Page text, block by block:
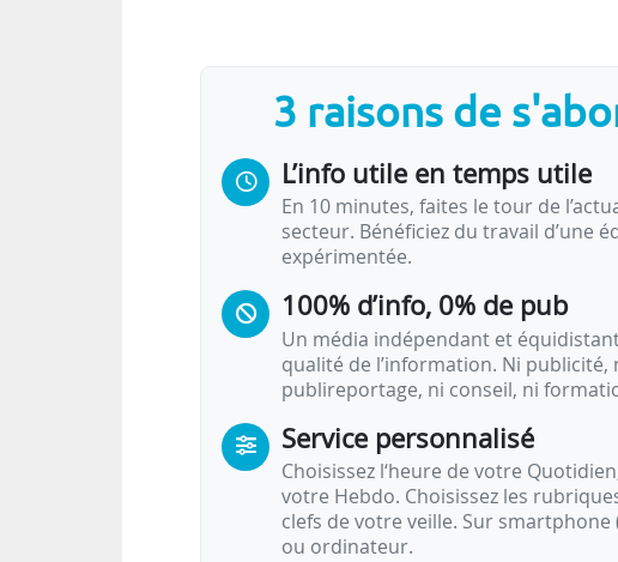
Compétences communes
Les compétences mises en commun
3 raisons de
L’info utile en temps utile
En 10 minutes, faites le tour de
secteur. Bénéficiez du travail d’une
expérimentée.
100% d’info, 0% de pub
Un média indépendant et
qualité de l’information. Ni publicité,
publireportage, ni conseil, ni
Service personnalisé
Choisissez l‘heure de votre
votre Hebdo. Choisissez les
clefs de votre veille. Sur smartphone
ou ordinateur.